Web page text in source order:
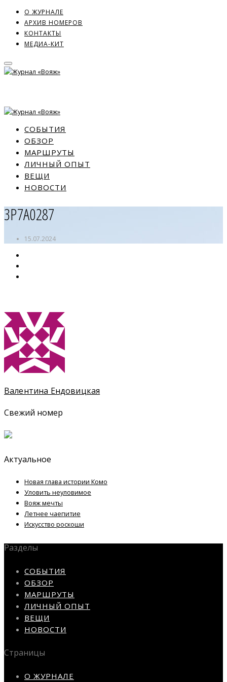
О ЖУРНАЛЕ
АРХИВ НОМЕРОВ
КОНТАКТЫ
МЕДИА-КИТ
СОБЫТИЯ
ОБЗОР
МАРШРУТЫ
ЛИЧНЫЙ ОПЫТ
ВЕЩИ
НОВОСТИ
3P7A0287
15.07.2024
Валентина Ендовицкая
Свежий номер
Актуальное
Новая глава истории Комо
Уловить неуловимое
Вояж мечты
Летнее чаепитие
Искусство роскоши
Разделы
СОБЫТИЯ
ОБЗОР
МАРШРУТЫ
ЛИЧНЫЙ ОПЫТ
ВЕЩИ
НОВОСТИ
Страницы
О ЖУРНАЛЕ